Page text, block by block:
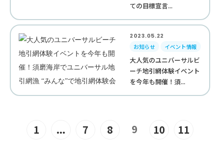
ての目標宣言...
2023.05.22
お知らせ
イベント情報
大人気のユニバーサルビ
ーチ地引網体験イベント
を今年も開催！須...
1 ... 7 8 9 10 11